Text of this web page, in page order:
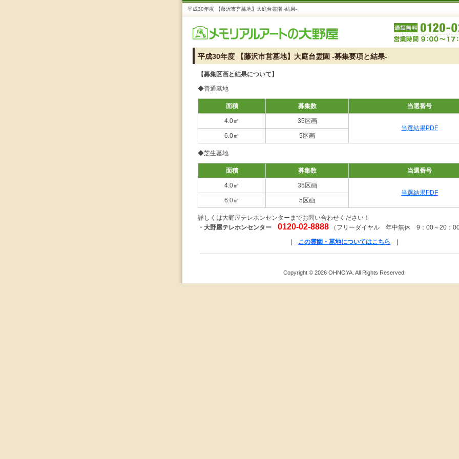
平成30年度 【藤沢市営墓地】大庭台霊園 -結果-
平成30年度 【藤沢市営墓地】大庭台霊園 -募集要項と結果-
【募集区画と結果について】
◆普通墓地
面積 募集数 当選番号
4.0㎡
35区画
当選結果PDF
6.0㎡
5区画
◆芝生墓地
面積 募集数 当選番号
4.0㎡
35区画
当選結果PDF
6.0㎡
5区画
詳しくは大野屋テレホンセンターまでお問い合わせください！
・大野屋テレホンセンター
0120-02-8888 （フリーダイヤル 年中無休 9：00～20：
この霊園・墓地についてはこちら
Copyright © 2026 OHNOYA. All Rights Reserved.